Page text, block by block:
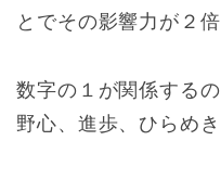
とでその影響力が２
数字の１が関係する
野心、進歩、ひらめ